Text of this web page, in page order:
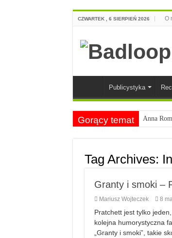
CZWARTEK , 6 SIERPIEŃ 2026 O
Publicystyka
Gorący temat Anna
Tag Archives:
Granty i smoki –
Mariusz Wojteczek 8
Pratchett jest tylko
kolejna humorystyczna
„Granty i smoki”, takie